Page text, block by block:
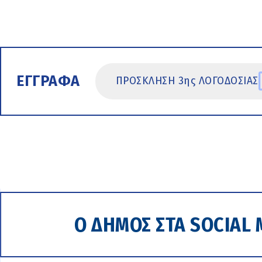
ΕΓΓΡΑΦΑ ΠΡΟΣΚΛΗΣΗ 3ης ΛΟΓΟΔΟΣΙΑΣ
Ο ΔΗΜΟΣ ΣΤΑ SOCIAL